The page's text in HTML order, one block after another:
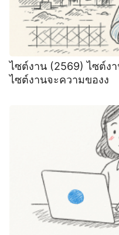
ไซต์งาน (2569) ไซต์ง
ไซต์งานจะความของง